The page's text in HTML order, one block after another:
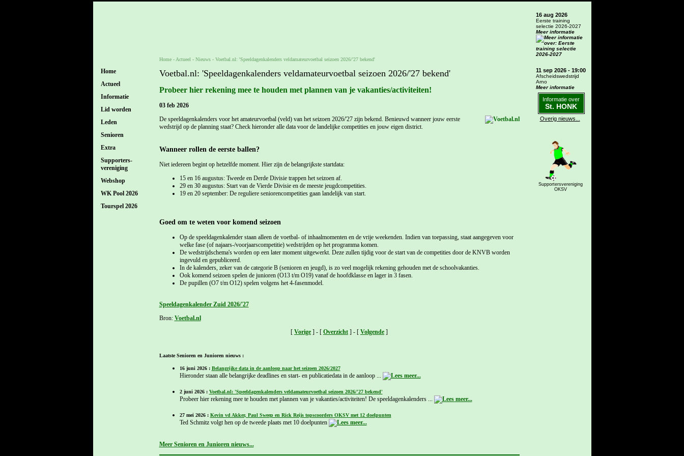
Home
Actueel
Informatie
Lid worden
Leden
Senioren
Extra
Supporters-
vereniging
Webshop
WK Pool 2026
Tourspel 2026
Home- Actueel - Nieuws- Voetbal.nl: 'Speeldagenkalenders veldamateurvoetbal seizoen 2026/'27 bekend'
Voetbal.nl: 'Speeldagenkalenders veldamateurvoetbal seizoen 2026/'27 bekend'
Probeer hier rekening mee te houden met plannen van je vakanties/activiteiten!
03 feb 2026
De speeldagenkalenders voor het amateurvoetbal (veld) van het seizoen 2026/'27 zijn bekend. Benieuwd wanneer jouw eerste
wedstrijd op de planning staat? Check hieronder alle data voor de landelijke competities en jouw eigen district.
Wanneer rollen de eerste ballen?
Niet iedereen begint op hetzelfde moment. Hier zijn de belangrijkste startdata:
15 en 16 augustus: Tweede en Derde Divisie trappen het seizoen af.
29 en 30 augustus: Start van de Vierde Divisie en de meeste jeugdcompetities.
19 en 20 september: De reguliere seniorencompetities gaan landelijk van start.
Goed om te weten voor komend seizoen
Op de speeldagenkalender staan alleen de voetbal- of inhaalmomenten en de vrije weekenden. Indien van toepassing, staat aangegeven voor
welke fase (of najaars-/voorjaarscompetitie) wedstrijden op het programma komen.
De wedstrijdschema's worden op een later moment uitgewerkt. Deze zullen tijdig voor de start van de competities door de KNVB worden
ingevuld en gepubliceerd.
In de kalenders, zeker van de categorie B (senioren en jeugd), is zo veel mogelijk rekening gehouden met de schoolvakanties.
Ook komend seizoen spelen de junioren (O13 t/m O19) vanaf de hoofdklasse en lager in 3 fasen.
De pupillen (O7 t/m O12) spelen volgens het 4-fasenmodel.
Speeldagenkalender Zuid 2026/'27
Bron: Voetbal.nl
[ Vorige ] - [ Overzicht ] - [ Volgende ]
Laatste Senioren en Junioren nieuws :
16 juni 2026 : Belangrijke data in de aanloop naar het seizoen 2026/2027
Hieronder staan alle belangrijke deadlines en start- en publicatiedata in de aanloop ...
2 juni 2026 : Voetbal.nl: 'Speeldagenkalenders veldamateurvoetbal seizoen 2026/'27 bekend'
Probeer hier rekening mee te houden met plannen van je vakanties/activiteiten! De speeldagenkalenders ...
27 mei 2026 : Kevin vd Akker, Paul Sweep en Rick Reijs topscoorders OKSV met 12 doelpunten
Ted Schmitz volgt hen op de tweede plaats met 10 doelpunten
Meer Senioren en Junioren nieuws...
16 aug 2026
Eerste training
selectie 2026-2027
Meer informatie
11 sep 2026 - 19:00
Afscheidswedstrijd
Arno
Meer informatie
Informatie over
St. HONK
Overig nieuws...
Supportersvereniging
OKSV